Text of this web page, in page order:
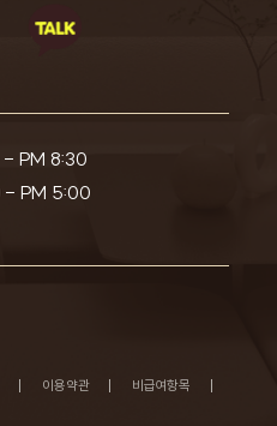
- PM 8:30
- PM 5:00
이용약관 비급여항목